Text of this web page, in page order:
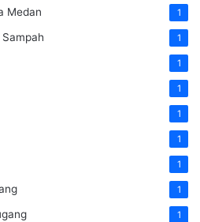
Medan 1
1
1
1
1
1
1
1
1